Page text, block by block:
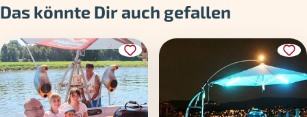
Das könnte Dir auch gefallen